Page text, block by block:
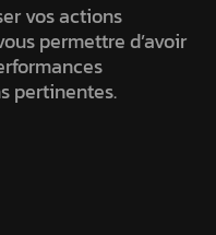
vos actions
permettre d’avoir
pertinentes.